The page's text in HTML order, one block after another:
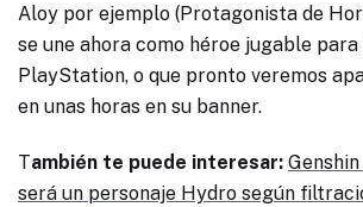
Aloy por ejemplo (Protagonista de
se une ahora como héroe jugable
PlayStation, o que pronto veremos
en unas horas en su banner.
También te puede interesar:
será un personaje Hydro según